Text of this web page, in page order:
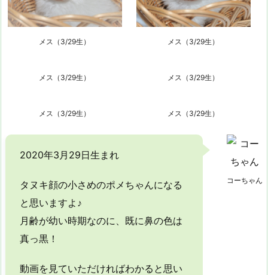
メス（3/29生） メス（3/29生）
メス（3/29生） メス（3/29生）
メス（3/29生） メス（3/29生）
コーちゃん
2020年3月29日生まれ
タヌキ顔の小さめのポメちゃんになる
と思いますよ♪
月齢が幼い時期なのに、既に鼻の色は
真っ黒！
動画を見ていただければわかると思い